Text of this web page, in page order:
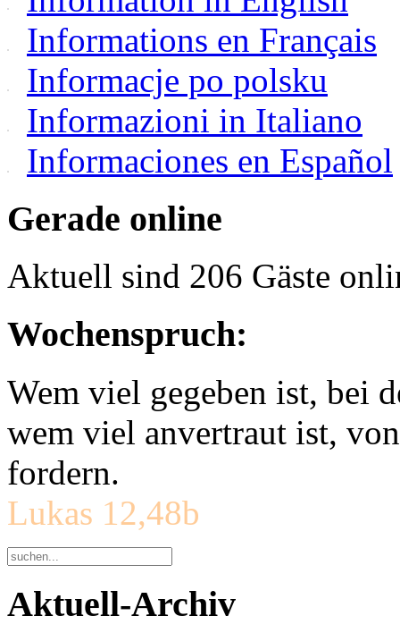
Informations en Français
Informacje po polsku
Informazioni in Italiano
Informaciones en Español
Gerade online
Aktuell sind 206 Gäste
Wochenspruch:
Wem viel gegeben ist, bei
wem viel anvertraut ist,
fordern.
Lukas 12,48b
Aktuell-Archiv